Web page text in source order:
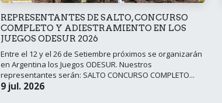
REPRESENTANTES DE SALTO, CONCURSO
COMPLETO Y ADIESTRAMIENTO EN LOS
JUEGOS ODESUR 2026
Entre el 12 y el 26 de Setiembre próximos se organizarán
en Argentina los Juegos ODESUR. Nuestros
representantes serán: SALTO CONCURSO COMPLETO...
9 jul. 2026